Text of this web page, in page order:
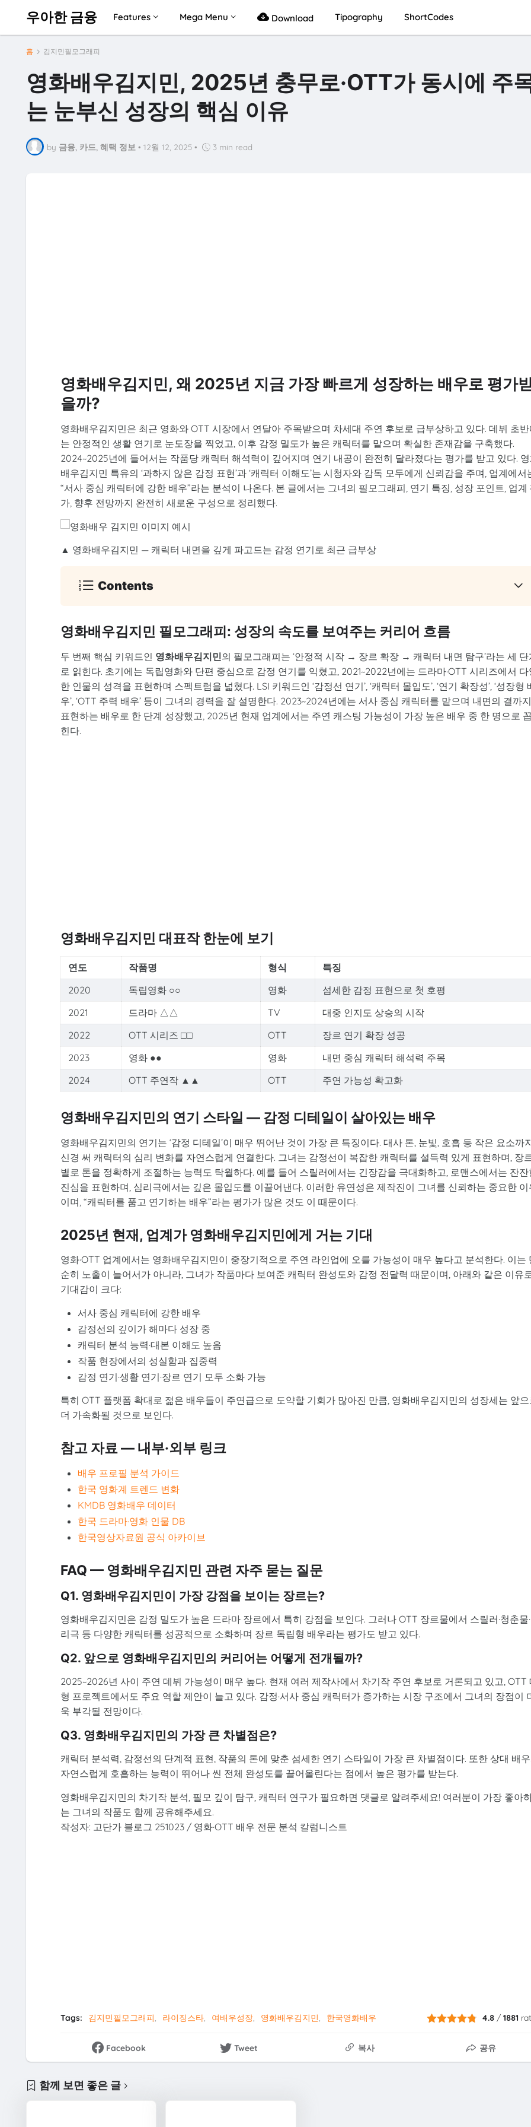
우아한 금융 Features Mega Menu Download Tipography ShortCodes
홈 김지민필모그래피
영화배우김지민, 2025년 충무로·OTT가 동시에 주
는 눈부신 성장의 핵심 이유
by 금융, 카드, 혜택 정보 • 12월 12, 2025 • 3 min read
영화배우김지민, 왜 2025년 지금 가장 빠르게 성장하는 배우로 평가
을까?
영화배우김지민은 최근 영화와 OTT 시장에서 연달아 주목받으며 차세대 주연 후보로 급부상하고 있다. 데뷔 초
는 안정적인 생활 연기로 눈도장을 찍었고, 이후 감정 밀도가 높은 캐릭터를 맡으며 확실한 존재감을 구축했다.
2024~2025년에 들어서는 작품당 캐릭터 해석력이 깊어지며 연기 내공이 완전히 달라졌다는 평가를 받고 있다.
배우김지민 특유의 ‘과하지 않은 감정 표현’과 ‘캐릭터 이해도’는 시청자와 감독 모두에게 신뢰감을 주며, 업계에서
“서사 중심 캐릭터에 강한 배우”라는 분석이 나온다. 본 글에서는 그녀의 필모그래피, 연기 특징, 성장 포인트, 업계
가, 향후 전망까지 완전히 새로운 구성으로 정리했다.
▲ 영화배우김지민 — 캐릭터 내면을 깊게 파고드는 감정 연기로 최근 급부상
Contents
영화배우김지민 필모그래피: 성장의 속도를 보여주는 커리어 흐름
두 번째 핵심 키워드인 영화배우김지민의 필모그래피는 ‘안정적 시작 → 장르 확장 → 캐릭터 내면 탐구’라는 세 단
로 읽힌다. 초기에는 독립영화와 단편 중심으로 감정 연기를 익혔고, 2021~2022년에는 드라마·OTT 시리즈에서 다
한 인물의 성격을 표현하며 스펙트럼을 넓혔다. LSI 키워드인 ‘감정선 연기’, ‘캐릭터 몰입도’, ‘연기 확장성’, ‘성장형
우’, ‘OTT 주력 배우’ 등이 그녀의 경력을 잘 설명한다. 2023~2024년에는 서사 중심 캐릭터를 맡으며 내면의 결까지
표현하는 배우로 한 단계 성장했고, 2025년 현재 업계에서는 주연 캐스팅 가능성이 가장 높은 배우 중 한 명으로
힌다.
영화배우김지민 대표작 한눈에 보기
연도 작품명 형식
특징
2020
독립영화 ○○ 영화
섬세한 감정 표현으로 첫 호평
2021
드라마 △△ TV
대중 인지도 상승의 시작
2022
OTT 시리즈 □□ OTT
장르 연기 확장 성공
2023
영화 ●● 영화
내면 중심 캐릭터 해석력 주목
2024
OTT 주연작 ▲▲ OTT 주연 가능성 확고화
영화배우김지민의 연기 스타일 — 감정 디테일이 살아있는 배우
영화배우김지민의 연기는 ‘감정 디테일’이 매우 뛰어난 것이 가장 큰 특징이다. 대사 톤, 눈빛, 호흡 등 작은 요소까
신경 써 캐릭터의 심리 변화를 자연스럽게 연결한다. 그녀는 감정선이 복잡한 캐릭터를 설득력 있게 표현하며, 장
별로 톤을 정확하게 조절하는 능력도 탁월하다. 예를 들어 스릴러에서는 긴장감을 극대화하고, 로맨스에서는 잔잔
진심을 표현하며, 심리극에서는 깊은 몰입도를 이끌어낸다. 이러한 유연성은 제작진이 그녀를 신뢰하는 중요한 이
이며, “캐릭터를 품고 연기하는 배우”라는 평가가 많은 것도 이 때문이다.
2025년 현재, 업계가 영화배우김지민에게 거는 기대
영화·OTT 업계에서는 영화배우김지민이 중장기적으로 주연 라인업에 오를 가능성이 매우 높다고 분석한다. 이는
순히 노출이 늘어서가 아니라, 그녀가 작품마다 보여준 캐릭터 완성도와 감정 전달력 때문이며, 아래와 같은 이유
기대감이 크다:
서사 중심 캐릭터에 강한 배우
감정선의 깊이가 해마다 성장 중
캐릭터 분석 능력·대본 이해도 높음
작품 현장에서의 성실함과 집중력
감정 연기·생활 연기·장르 연기 모두 소화 가능
특히 OTT 플랫폼 확대로 젊은 배우들이 주연급으로 도약할 기회가 많아진 만큼, 영화배우김지민의 성장세는 앞
더 가속화될 것으로 보인다.
참고 자료 — 내부·외부 링크
배우 프로필 분석 가이드
한국 영화계 트렌드 변화
KMDB 영화배우 데이터
한국 드라마·영화 인물 DB
한국영상자료원 공식 아카이브
FAQ — 영화배우김지민 관련 자주 묻는 질문
Q1. 영화배우김지민이 가장 강점을 보이는 장르는?
영화배우김지민은 감정 밀도가 높은 드라마 장르에서 특히 강점을 보인다. 그러나 OTT 장르물에서 스릴러·청춘물
리극 등 다양한 캐릭터를 성공적으로 소화하며 장르 독립형 배우라는 평가도 받고 있다.
Q2. 앞으로 영화배우김지민의 커리어는 어떻게 전개될까?
2025~2026년 사이 주연 데뷔 가능성이 매우 높다. 현재 여러 제작사에서 차기작 주연 후보로 거론되고 있고, OTT
형 프로젝트에서도 주요 역할 제안이 늘고 있다. 감정·서사 중심 캐릭터가 증가하는 시장 구조에서 그녀의 장점이
욱 부각될 전망이다.
Q3. 영화배우김지민의 가장 큰 차별점은?
캐릭터 분석력, 감정선의 단계적 표현, 작품의 톤에 맞춘 섬세한 연기 스타일이 가장 큰 차별점이다. 또한 상대 배
자연스럽게 호흡하는 능력이 뛰어나 씬 전체 완성도를 끌어올린다는 점에서 높은 평가를 받는다.
영화배우김지민의 차기작 분석, 필모 깊이 탐구, 캐릭터 연구가 필요하면 댓글로 알려주세요! 여러분이 가장 좋아
는 그녀의 작품도 함께 공유해주세요.
작성자: 고단가 블로그 251023 / 영화·OTT 배우 전문 분석 칼럼니스트
Tags: 김지민필모그래피 라이징스타 여배우성장 영화배우김지민 한국영화배우 4.8 /1881
Facebook Tweet 복사 공유
함께 보면 좋은 글